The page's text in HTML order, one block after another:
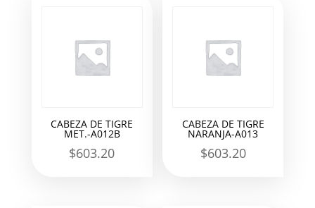
CABEZA DE TIGRE
MET.-A012B
$603.20
CABEZA DE TIGRE
NARANJA-A013
$603.20